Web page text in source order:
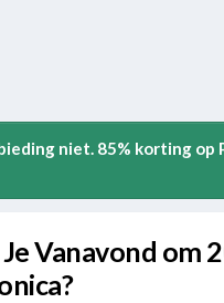
niet. 85% korting
Vanavond om